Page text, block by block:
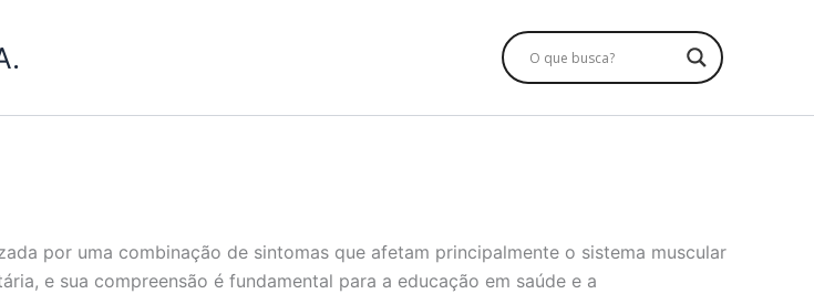
por uma combinação de sintomas que afetam principalmente o sistema muscular
e sua compreensão é fundamental para a educação em saúde e a